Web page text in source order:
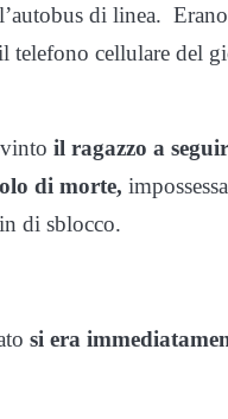
di linea.
telefono cellulare del
il ragazzo a
di morte,
di sblocco.
si era